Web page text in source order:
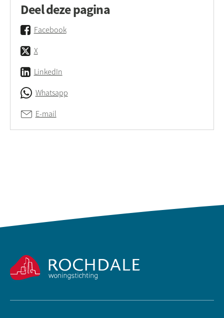
Deel deze pagina
Facebook
X
LinkedIn
Whatsapp
E-mail